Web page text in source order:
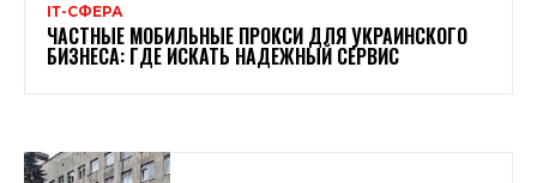
ІТ-СФЕРА
ЧАСТНЫЕ МОБИЛЬНЫЕ ПРОКСИ ДЛЯ УКРАИНСКОГО
БИЗНЕСА: ГДЕ ИСКАТЬ НАДЕЖНЫЙ СЕРВИС